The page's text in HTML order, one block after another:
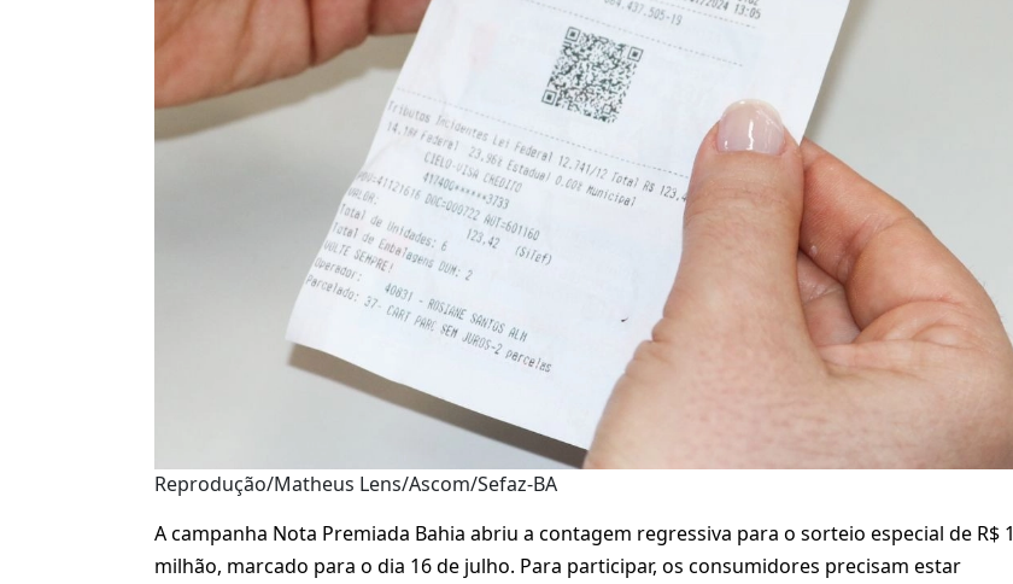
Reprodução/Matheus Lens/Ascom/Sefaz-BA
A campanha Nota Premiada Bahia abriu a contagem regressiva para o sorteio especial de R$ 1
milhão, marcado para o dia 16 de julho. Para participar, os consumidores precisam estar